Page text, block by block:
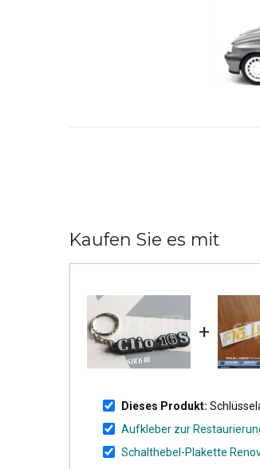
Kaufen Sie es mit
+
Dieses Produkt:
Aufkleber zur
Schalthebel-Plakette